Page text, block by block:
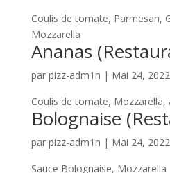
Coulis de tomate, Parmesan,
Mozzarella
Ananas
par pizz-adm1n | Mai 24, 2022
Coulis de tomate, Mozzarella,
Bolognaise
par pizz-adm1n | Mai 24, 2022
Sauce Bolognaise, Mozzarella